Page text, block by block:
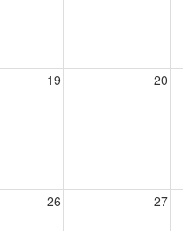
19 20
26 27